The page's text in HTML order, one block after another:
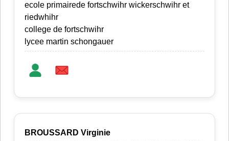
ecole primairede fortschwihr wickerschwihr et
riedwhihr
college de fortschwihr
lycee martin schongauer
BROUSSARD Virginie